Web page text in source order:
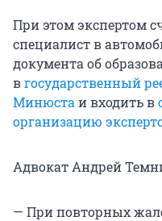
При этом экспертом
специалист в
документа об
вгосударственный
Минюста и входить в
организацию
Адвокат Андрей
— При повторных